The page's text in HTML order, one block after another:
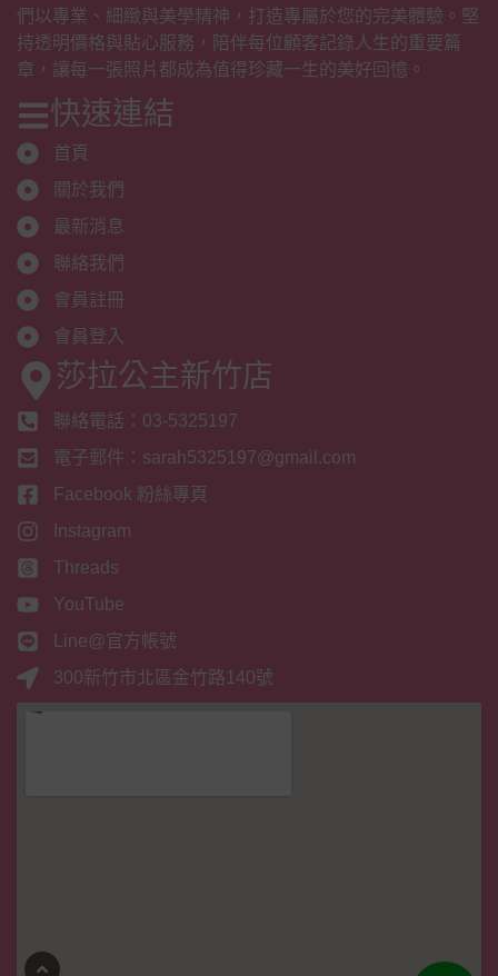
們以專業、細緻與美學精神，打造專屬於您的完美體驗。堅
持透明價格與貼心服務，陪伴每位顧客記錄人生的重要篇
章，讓每一張照片都成為值得珍藏一生的美好回憶。
快速連結
首頁
關於我們
最新消息
聯絡我們
會員註冊
會員登入
莎拉公主新竹店
聯絡電話：03-5325197
電子郵件：sarah5325197@gmail.com
Facebook 粉絲專頁
Instagram
Threads
YouTube
Line@官方帳號
300新竹市北區金竹路140號